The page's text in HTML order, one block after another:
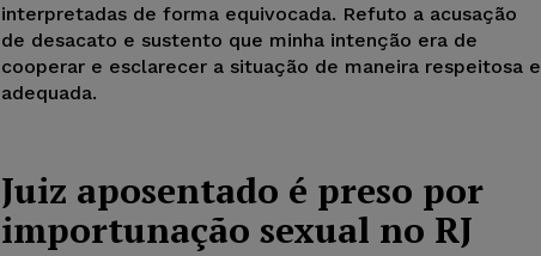
interpretadas de forma equivocada. Refuto a acusação
de desacato e sustento que minha intenção era de
cooperar e esclarecer a situação de maneira respeitosa e
adequada.
Juiz aposentado é preso por
importunação sexual no RJ